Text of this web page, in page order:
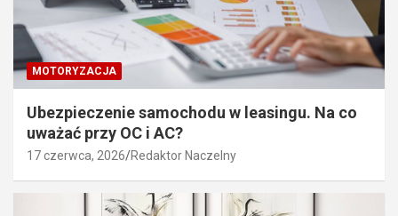
MOTORYZACJA
Ubezpieczenie samochodu w leasingu. Na co
uważać przy OC i AC?
17 czerwca, 2026 Redaktor Naczelny